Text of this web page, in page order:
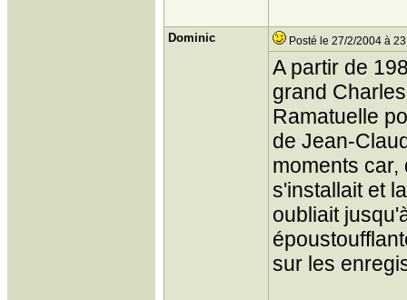
Dominic Posté le 27/2/2004 à
A partir de
grand
Ramatuelle
de Jean-
moments
s'installait et
oubliait
sur les